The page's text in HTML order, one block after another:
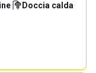
· Doccia calda·